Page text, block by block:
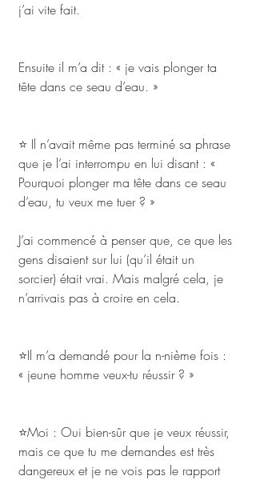
j’ai vite fait.
Ensuite il m’a dit : « je vais plonger ta
tête dans ce seau d’eau. »
⭐ Il n’avait même pas terminé sa phrase
que je l’ai interrompu en lui disant : «
Pourquoi plonger ma tête dans ce seau
d’eau, tu veux me tuer ? »
J’ai commencé à penser que, ce que les
gens disaient sur lui (qu’il était un
sorcier) était vrai. Mais malgré cela, je
n’arrivais pas à croire en cela.
⭐Il m’a demandé pour la n-nième fois :
« jeune homme veux-tu réussir ? »
⭐Moi : Oui bien-sûr que je veux réussir,
mais ce que tu me demandes est très
dangereux et je ne vois pas le rapport